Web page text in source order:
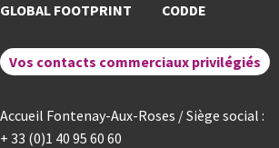
GLOBAL FOOTPRINT
CODDE
Vos contacts commerciaux privilégiés
Accueil Fontenay-Aux-Roses / Siège social :
+ 33 (0)1 40 95 60 60